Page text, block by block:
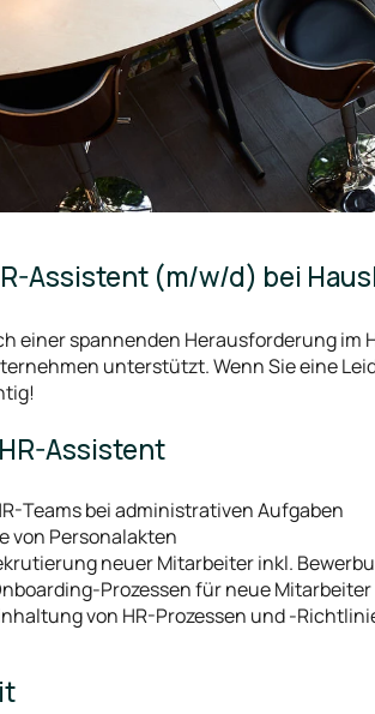
Assistent (m/w/d) bei
einer spannenden Herausforderung
unterstützt. Wenn Sie eine
Assistent
Teams bei administrativen Aufgaben
von Personalakten
neuer Mitarbeiter inkl.
Prozessen für neue Mitarbeiter
von HR-Prozessen und -